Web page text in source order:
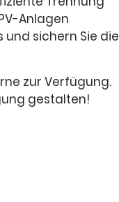
Anlagen
und sichern Sie die
zur Verfügung.
gestalten!